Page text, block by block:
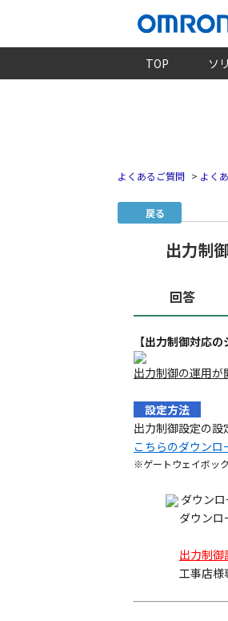
TOP ソ
よくあるご質問 > よく
戻る
出力制
回答
【出力制御対応
出力制御の運用が
設定方法
出力制御設定の設
こちらのダウンロ
※ゲートウェイボッ
ダウン
ダウンロ
出力制御
工事店様